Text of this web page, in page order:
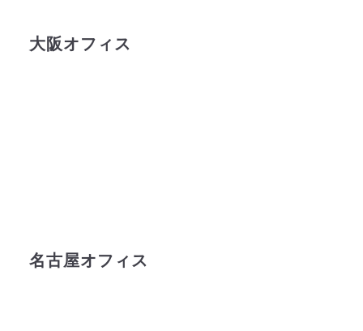
大阪オフィス
名古屋オフィス